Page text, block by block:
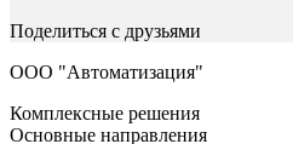
Поделиться с друзьями
ООО "Автоматизация"
Комплексные решения
Основные направления